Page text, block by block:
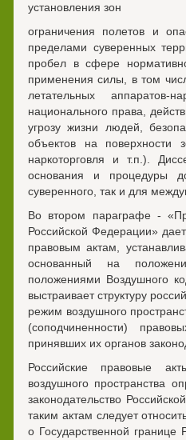
установления зон
ограничения полетов и
пределами суверенных
пробел в сфере
применения силы, в том
летательных
национального права,
угрозу жизни людей,
объектов на поверхности
наркоторговля и т.п.).
основания и процедуры
суверенного, так и для
Во втором параграфе -
Российской Федерации»
правовым актам,
основанный на
положениями Воздушного
выстраивает структуру
режим воздушного
(соподчиненности)
принявших их органов
Российские правовые
воздушного пространства
законодательство
таким актам следует
о Государственной границе